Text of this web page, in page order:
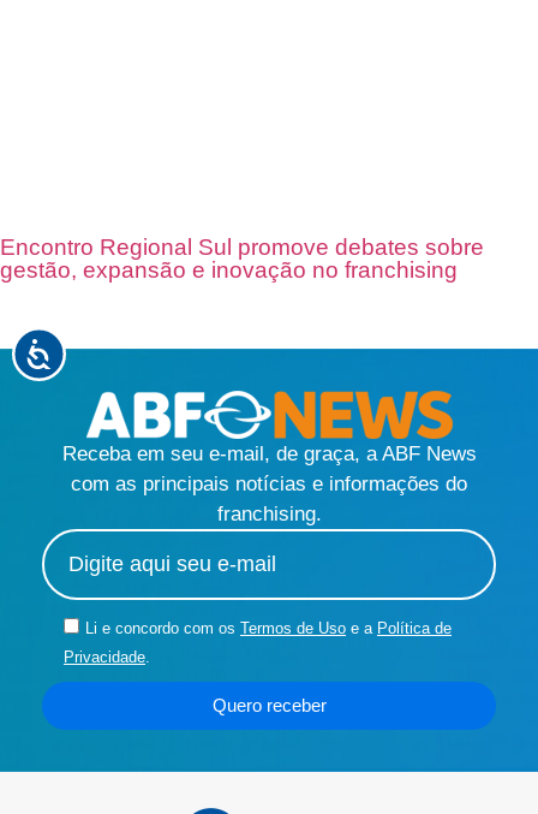
Encontro Regional Sul promove debates sobre
gestão, expansão e inovação no franchising
Receba em seu e-mail, de graça, a ABF News
com as principais notícias e informações do
franchising.
Li e concordo com os Termos de Uso e a Política de
Privacidade
Quero receber